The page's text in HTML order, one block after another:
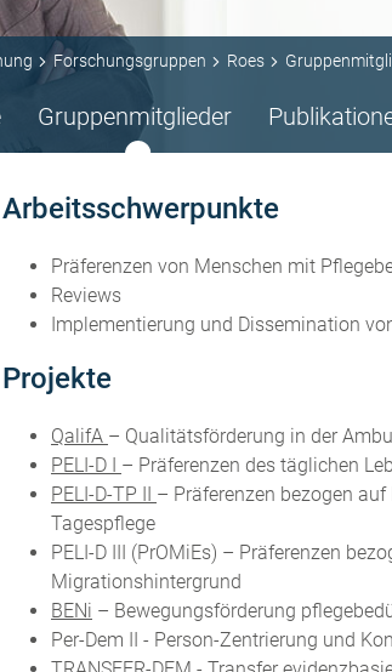
Forschungsgruppen Roes
Gruppenmitglieder
Arbeitsschwerpunkte
Präferenzen von Menschen mit
Reviews
Implementierung und Dissemination
Projekte
QalifA – Qualitätsförderung in der
PELI-D I – Präferenzen des täglichen
PELI-D-TP II – Präferenzen bezogen
Tagespflege
PELI-D III (PrOMiEs) – Präferenzen
Migrationshintergrund
BENi – Bewegungsförderung
Per-Dem II - Person-Zentrierung und